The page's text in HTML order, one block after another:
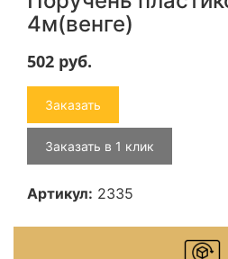
4м(венге)
502 руб.
Заказать
Заказать в 1 клик
Артикул: 2335